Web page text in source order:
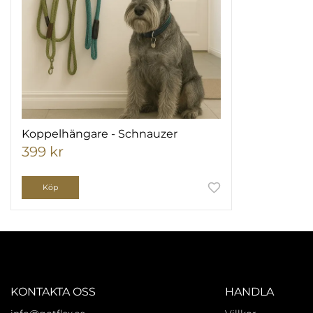
Koppelhängare - Schnauzer
399 kr
Köp
KONTAKTA OSS HANDLA